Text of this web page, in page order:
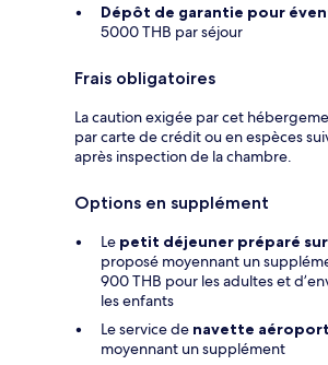
Dépôt de garantie pour
5000 THB par séjour
Frais obligatoires
La caution exigée par cet
par carte de crédit ou en espèces
après inspection de la chambre.
Options en supplément
Le petit déjeuner préparé sur
proposé moyennant un
900 THB pour les adultes et
les enfants
Le service de navette aéroport
moyennant un supplément